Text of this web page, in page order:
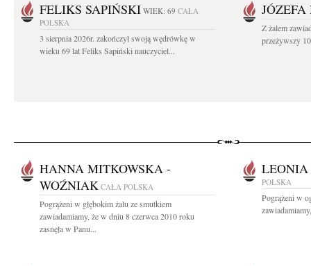
FELIKS SAPIŃSKI WIEK: 69 CAŁA
POLSKA
3 sierpnia 2026r. zakończył swoją wędrówkę w
wieku 69 lat Feliks Sapiński nauczyciel...
Z żalem
przeżywszy
HANNA MITKOWSKA -
WOŹNIAK CAŁA POLSKA
Pogrążeni w głębokim żalu ze smutkiem
zawiadamiamy, że w dniu 8 czerwca 2010 roku
zasnęła w Panu...
LEONIA
POLSKA
Pogrążeni w